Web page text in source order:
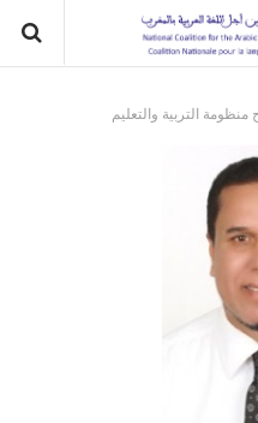
التربية والتعليم